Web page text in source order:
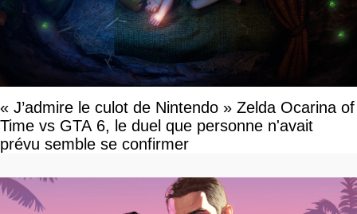
« J’admire le culot de Nintendo » Zelda Ocarina of
Time vs GTA 6, le duel que personne n'avait
prévu semble se confirmer